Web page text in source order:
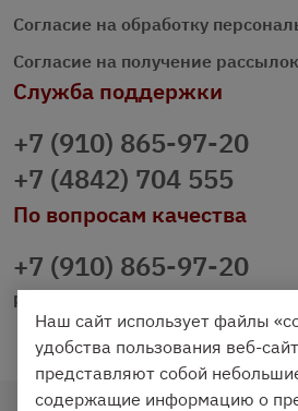
Согласие на обработку
Согласие на получение рассылок
Служба поддержки
+7 (910) 865-97-20
+7 (4842) 704 555
По вопросам качества
+7 (910) 865-97-20
prazdnichniy40@palmi.ru
Наш сайт использует файлы
удобства пользования веб-
представляют собой
содержащие информацию о